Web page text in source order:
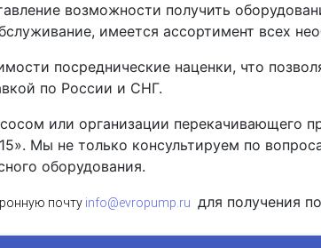
возможности получить
имеется ассортимент всех
посреднические наценки, что
по России и СНГ.
или организации перекачивающего
Мы не только консультируем по
оборудования.
почту info@evropump.ru для получения